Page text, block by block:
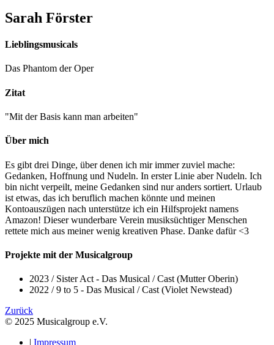
Sarah Förster
Lieblingsmusicals
Das Phantom der Oper
Zitat
"Mit der Basis kann man arbeiten"
Über mich
Es gibt drei Dinge, über denen ich mir immer zuviel mache:
Gedanken, Hoffnung und Nudeln. In erster Linie aber Nudeln. Ich
bin nicht verpeilt, meine Gedanken sind nur anders sortiert. Urlaub
ist etwas, das ich beruflich machen könnte und meinen
Kontoauszügen nach unterstütze ich ein Hilfsprojekt namens
Amazon! Dieser wunderbare Verein musiksüchtiger Menschen
rettete mich aus meiner wenig kreativen Phase. Danke dafür <3
Projekte mit der Musicalgroup
2023 / Sister Act - Das Musical /Cast (Mutter Oberin)
2022 /9 to 5 - Das Musical /Cast (Violet Newstead)
Zurück
© 2025 Musicalgroup e.V.
| Impressum